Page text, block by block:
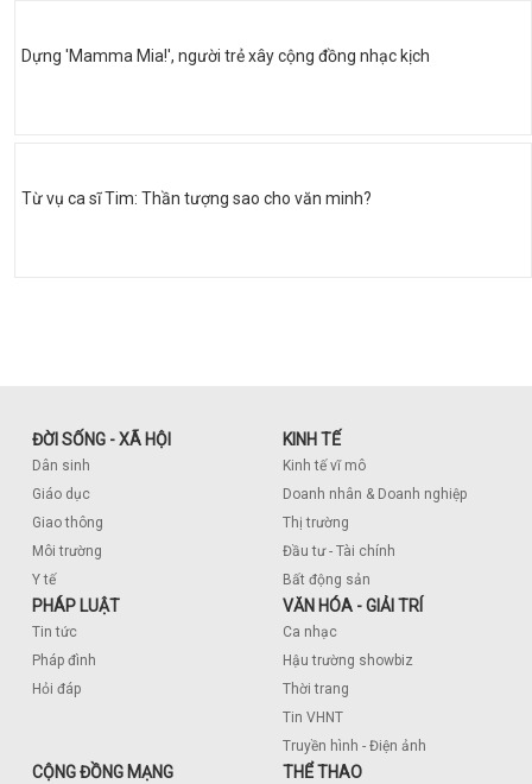
Dựng 'Mamma Mia!', người trẻ xây cộng đồng nhạc kịch
Từ vụ ca sĩ Tim: Thần tượng sao cho văn minh?
ĐỜI SỐNG - XÃ HỘI
Dân sinh
Giáo dục
Giao thông
Môi trường
Y tế
KINH TẾ
Kinh tế vĩ mô
Doanh nhân & Doanh nghiệp
Thị trường
Đầu tư - Tài chính
Bất động sản
PHÁP LUẬT
Tin tức
Pháp đình
Hỏi đáp
VĂN HÓA - GIẢI TRÍ
Ca nhạc
Hậu trường showbiz
Thời trang
Tin VHNT
Truyền hình - Điện ảnh
CỘNG ĐỒNG MẠNG THỂ THAO